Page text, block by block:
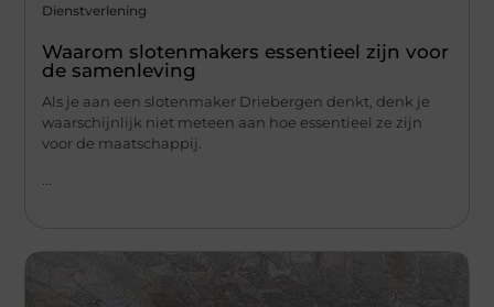
Dienstverlening
Waarom slotenmakers essentieel zijn voor
de samenleving
Als je aan een slotenmaker Driebergen denkt, denk je
waarschijnlijk niet meteen aan hoe essentieel ze zijn
voor de maatschappij.